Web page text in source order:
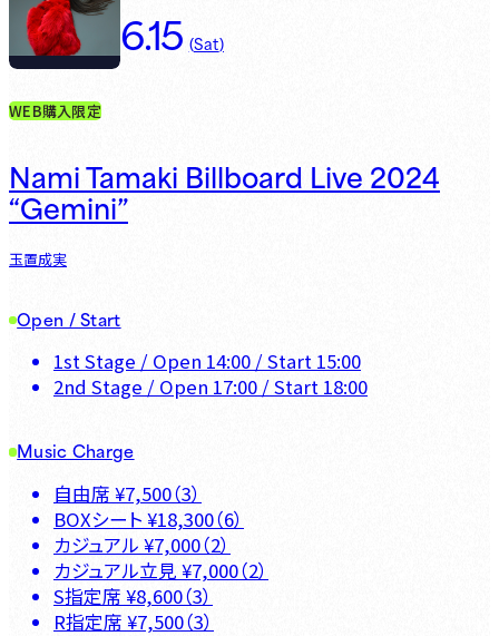
6.15 (Sat)
WEB購入限定
Nami Tamaki Billboard Live 2024
“Gemini”
玉置成実
Open / Start
1st Stage / Open 14:00 / Start 15:00
2nd Stage / Open 17:00 / Start 18:00
Music Charge
自由席 ¥7,500（3）
BOXシート ¥18,300（6）
カジュアル ¥7,000（2）
カジュアル立見 ¥7,000（2）
S指定席 ¥8,600（3）
R指定席 ¥7,500（3）